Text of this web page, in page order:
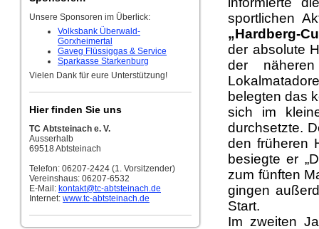
Unsere Sponsoren im Überlick:
Volksbank Überwald-
Gorxheimertal
Gaveg Flüssiggas & Service
Sparkasse Starkenburg
Vielen Dank für eure Unterstützung!
Hier finden Sie uns
TC Abtsteinach e. V.
Ausserhalb
69518 Abtsteinach
Telefon: 06207-2424 (1. Vorsitzender)
Vereinshaus: 06207-6532
E-Mail: kontakt@tc-abtsteinach.de
Internet: www.tc-abtsteinach.de
sportlichen
„Hardberg-
der absolute
der
belegten das
sich im
durchsetzte.
den früheren
besiegte er
zum fünften
gingen
Start.
Im zweiten